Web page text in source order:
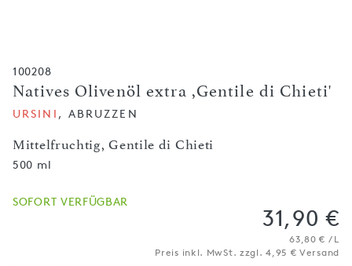
100208
Natives Olivenöl extra ,Gentile di Chieti'
Mittelfruchtig, Gentile di Chieti
URSINI , ABRUZZEN
500 ml
SOFORT VERFÜGBAR
31,90 €
63,80 € / L
Preis inkl. MwSt. zzgl. 4,95 € Versand